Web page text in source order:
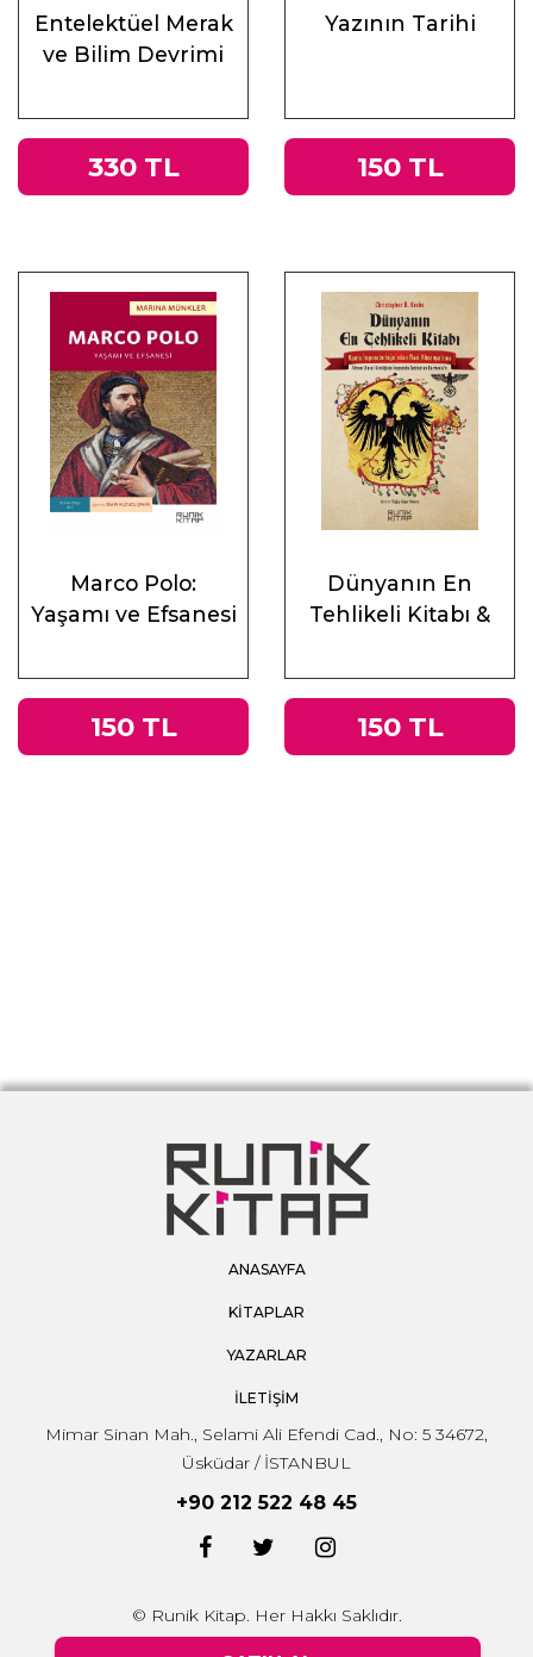
Entelektüel Merak
ve Bilim Devrimi
330 TL
Yazının Tarihi
150 TL
Marco Polo:
Yaşamı ve Efsanesi
150 TL
Dünyanın En
Tehlikeli Kitabı &
İmparatorluğu’ndan
Tacitus’un
150 TL
ANASAYFA
KİTAPLAR
YAZARLAR
İLETİŞİM
Mimar Sinan Mah., Selami Ali Efendi Cad., No: 5 34672,
Üsküdar / İSTANBUL
+90 212 522 48 45
© Runik Kitap. Her Hakkı Saklıdır.